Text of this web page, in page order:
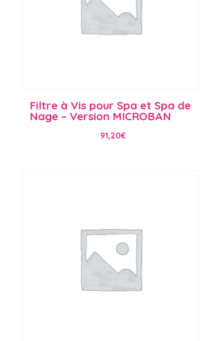
Filtre à Vis pour Spa et Spa de
Nage – Version MICROBAN
91,20€